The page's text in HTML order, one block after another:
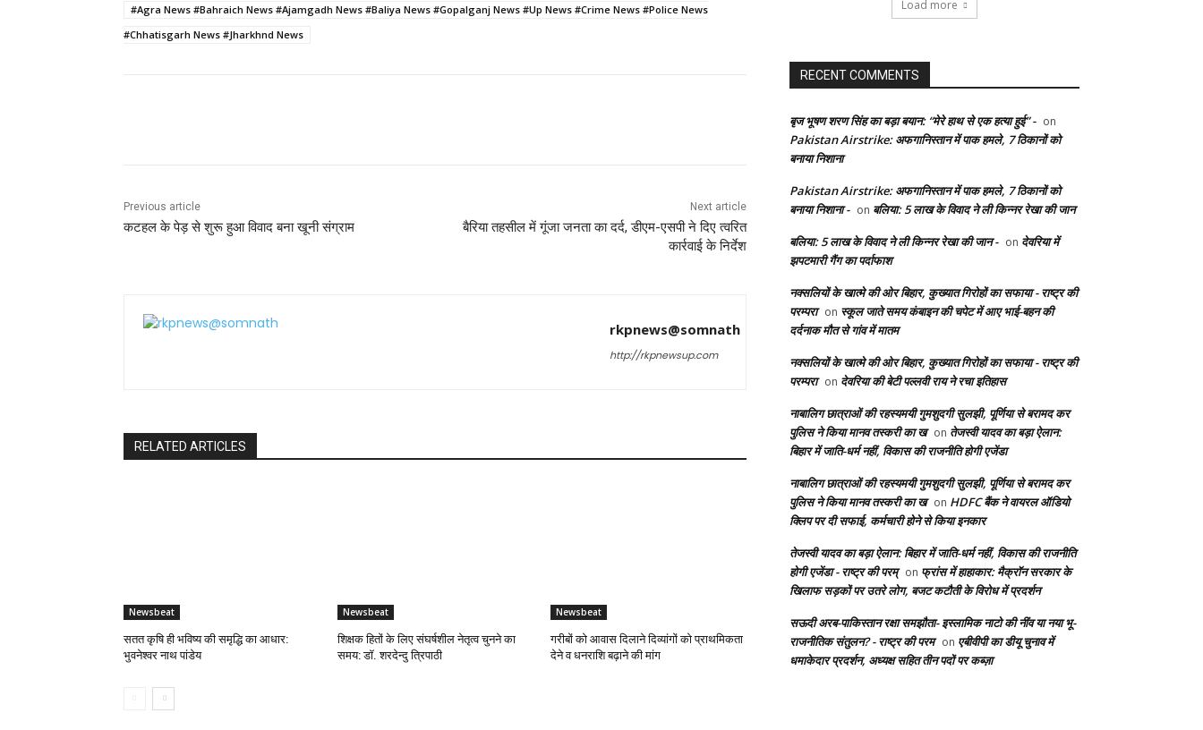
e
b
er l ts
A
e
st
e
#Agra News #Bahraich News #Ajamgadh News #Baliya News #Gopalganj News #Up News #Crime News #Police News
#Chhatisgarh News #Jharkhnd News
Previous article
कटहल के पेड़ से शुरू हुआ विवाद बना खूनी संग्राम
Next article
बैरिया तहसील में गूंजा जनता का दर्द, डीएम-एसपी ने दिए त्वरित
कार्रवाई के निर्देश
rkpnews@somnath
http://rkpnewsup.com
RELATED ARTICLES
Newsbeat
सतत कृषि ही भविष्य की समृद्धि का आधार:
भुवनेश्वर नाथ पांडेय
Newsbeat
शिक्षक हितों के लिए संघर्षशील नेतृत्व चुनने का
समय: डॉ. शरदेन्दु त्रिपाठी
Newsbeat
गरीबों को आवास दिलाने दिव्यांगों को प्राथमिकता
देने व धनराशि बढ़ाने की मांग
Load more
RECENT COMMENTS
बृज भूषण शरण सिंह का बड़ा बयान: “मेरे हाथ से एक हत्या हुई” - on
Pakistan Airstrike: अफगानिस्तान में पाक हमले, 7 ठिकानों को
बनाया निशाना
Pakistan Airstrike: अफगानिस्तान में पाक हमले, 7 ठिकानों को
बनाया निशाना - on बलिया: 5 लाख के विवाद ने ली किन्नर रेखा की जान
बलिया: 5 लाख के विवाद ने ली किन्नर रेखा की जान - on देवरिया में
झपटमारी गैंग का पर्दाफाश
नक्सलियों के खात्मे की ओर बिहार, कुख्यात गिरोहों का सफाया - राष्ट्र की
परम्परा on स्कूल जाते समय कंबाइन की चपेट में आए भाई-बहन की
दर्दनाक मौत से गांव में मातम
नक्सलियों के खात्मे की ओर बिहार, कुख्यात गिरोहों का सफाया - राष्ट्र की
परम्परा on देवरिया की बेटी पल्लवी राय ने रचा इतिहास
नाबालिग छात्राओं की रहस्यमयी गुमशुदगी सुलझी, पूर्णिया से बरामद कर
पुलिस ने किया मानव तस्करी का ख on तेजस्वी यादव का बड़ा ऐलान:
बिहार में जाति-धर्म नहीं, विकास की राजनीति होगी एजेंडा
नाबालिग छात्राओं की रहस्यमयी गुमशुदगी सुलझी, पूर्णिया से बरामद कर
पुलिस ने किया मानव तस्करी का ख on HDFC बैंक ने वायरल ऑडियो
क्लिप पर दी सफाई, कर्मचारी होने से किया इनकार
तेजस्वी यादव का बड़ा ऐलान: बिहार में जाति-धर्म नहीं, विकास की राजनीति
होगी एजेंडा - राष्ट्र की परम् on फ्रांस में हाहाकार: मैक्रॉन सरकार के
खिलाफ सड़कों पर उतरे लोग, बजट कटौती के विरोध में प्रदर्शन
सऊदी अरब-पाकिस्तान रक्षा समझौता- इस्लामिक नाटो की नींव या नया भू-
राजनीतिक संतुलन? - राष्ट्र की परम on एबीवीपी का डीयू चुनाव में
धमाकेदार प्रदर्शन, अध्यक्ष सहित तीन पदों पर कब्ज़ा